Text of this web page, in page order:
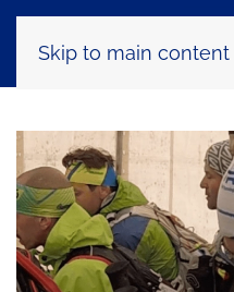
Skip to main content